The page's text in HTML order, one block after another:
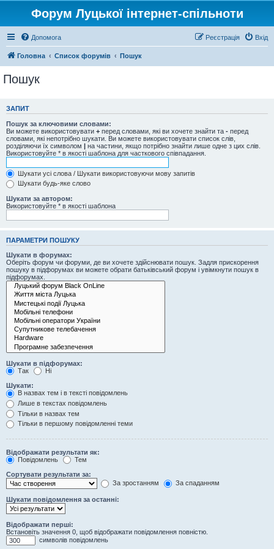
Форум Луцької інтернет-спільноти
Допомога Вхід
Реєстрація
Головна Список форумів Пошук
Пошук
ЗАПИТ
Пошук за ключовими словами:
Ви можете використовувати + перед словами, які ви хочете знайти та - перед
словами, які непотрібно шукати. Ви можете використовувати список слів,
розділяючи їх символом | на частини, якщо потрібно знайти лише одне з цих слів.
Використовуйте * в якості шаблона для часткового співпадання.
Шукати усі слова / Шукати використовуючи мову запитів
Шукати будь-яке слово
Шукати за автором:
Використовуйте * в якості шаблона
ПАРАМЕТРИ ПОШУКУ
Шукати в форумах:
Оберіть форум чи форуми, де ви хочете здійснювати пошук. Задля прискорення
пошуку в підфорумах ви можете обрати батьківський форум і увімкнути пошук в
підфорумах.
Шукати в підфорумах:
Так
Ні
Шукати:
В назвах тем і в тексті повідомлень
Лише в текстах повідомлень
Тільки в назвах тем
Тільки в першому повідомленні теми
Відображати результати як:
Повідомлень
Тем
Сортувати результати за:
За зростанням
За спаданням
Шукати повідомлення за останні:
Відображати перші:
Встановіть значення 0, щоб відображати повідомлення повністю.
символів повідомлень